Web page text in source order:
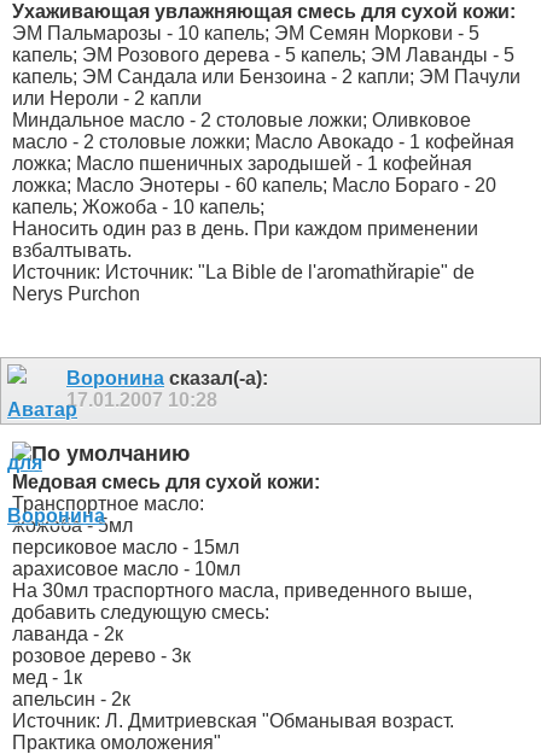
Ухаживающая увлажняющая смесь для сухой кожи:
ЭМ Пальмарозы - 10 капель; ЭМ Семян Моркови - 5
капель; ЭМ Розового дерева - 5 капель; ЭМ Лаванды - 5
капель; ЭМ Сандала или Бензоина - 2 капли; ЭМ Пачули
или Нероли - 2 капли
Миндальное масло - 2 столовые ложки; Оливковое
масло - 2 столовые ложки; Масло Авокадо - 1 кофейная
ложка; Масло пшеничных зародышей - 1 кофейная
ложка; Масло Энотеры - 60 капель; Масло Бораго - 20
капель; Жожоба - 10 капель;
Наносить один раз в день. При каждом применении
взбалтывать.
Источник: Источник: "La Bible de l'aromathйrapie" de
Nerys Purchon
Воронина сказал(-а):
17.01.2007 10:28
Медовая смесь для сухой кожи:
Транспортное масло:
жожоба - 5мл
персиковое масло - 15мл
арахисовое масло - 10мл
На 30мл траспортного масла, приведенного выше,
добавить следующую смесь:
лаванда - 2к
розовое дерево - 3к
мед - 1к
апельсин - 2к
Источник: Л. Дмитриевская "Обманывая возраст.
Практика омоложения"